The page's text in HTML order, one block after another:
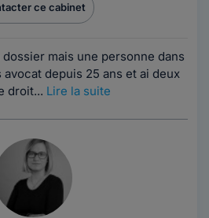
ce cabinet
mais une personne dans
depuis 25 ans et ai deux
droit... Lire la suite